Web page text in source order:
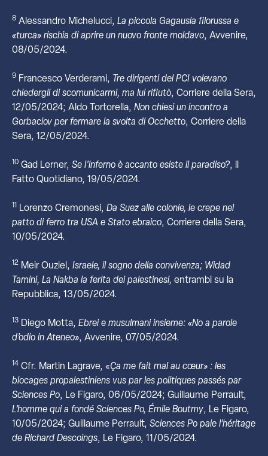
8 Alessandro Michelucci, La piccola Gagausia filorussa e
«turca» rischia di aprire un nuovo fronte moldavo, Avvenire,
08/05/2024.
9 Francesco Verderami, Tre dirigenti del PCI volevano
chiedergli di scomunicarmi, ma lui rifiutò, Corriere della Sera,
12/05/2024; Aldo Tortorella, Non chiesi un incontro a
Gorbaciov per fermare la svolta di Occhetto, Corriere della
Sera, 12/05/2024.
10 Gad Lerner, Se l’inferno è accanto esiste il paradiso?, il
Fatto Quotidiano, 19/05/2024.
11 Lorenzo Cremonesi, Da Suez alle colonie, le crepe nel
patto di ferro tra USA e Stato ebraico, Corriere della Sera,
10/05/2024.
12 Meir Ouziel, Israele, il sogno della convivenza; Widad
Tamini, La Nakba la ferita dei palestinesi, entrambi su la
Repubblica, 13/05/2024.
13 Diego Motta, Ebrei e musulmani insieme: «No a parole
d’odio in Ateneo», Avvenire, 07/05/2024.
14 Cfr. Martin Lagrave, «Ça me fait mal au cœur» : les
blocages propalestiniens vus par les politiques passés par
Sciences Po, Le Figaro, 06/05/2024; Guillaume Perrault,
L’homme qui a fondé Sciences Po, Émile Boutmy, Le Figaro,
10/05/2024; Guillaume Perrault, Sciences Po paie l’héritage
de Richard Descoings, Le Figaro, 11/05/2024.